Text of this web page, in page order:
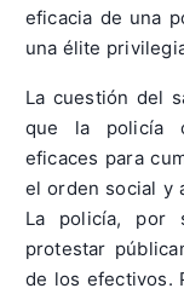
eficacia de una
una élite
La cuestión del
que la policía
eficaces para
el orden social y
La policía, por
protestar
de los efectivos.